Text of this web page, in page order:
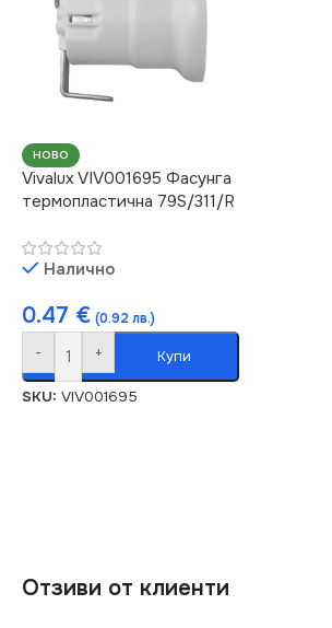
НОВО
Vivalux VIV001695 Фасунга
термопластична 79S/311/R
Налично
0.47 € (0.92 лв.)
- + Купи
SKU: VIV001695
Отзиви от клиенти